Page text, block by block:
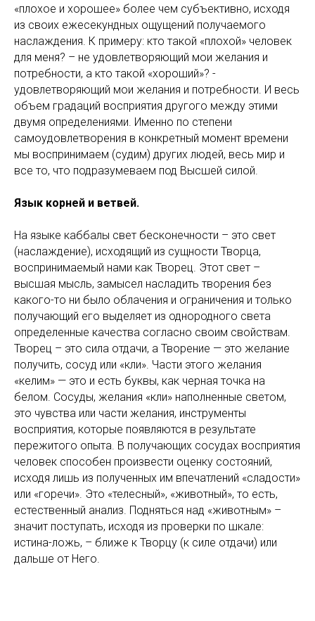
«плохое и хорошее» более чем субъективно, исходя
из своих ежесекундных ощущений получаемого
наслаждения. К примеру: кто такой «плохой» человек
для меня? – не удовлетворяющий мои желания и
потребности, а кто такой «хороший»? -
удовлетворяющий мои желания и потребности. И весь
объем градаций восприятия другого между этими
двумя определениями. Именно по степени
самоудовлетворения в конкретный момент времени
мы воспринимаем (судим) других людей, весь мир и
все то, что подразумеваем под Высшей силой.
Язык корней и ветвей.
На языке каббалы свет бесконечности – это свет
(наслаждение), исходящий из сущности Творца,
воспринимаемый нами как Творец. Этот свет –
высшая мысль, замысел насладить творения без
какого-то ни было облачения и ограничения и только
получающий его выделяет из однородного света
определенные качества согласно своим свойствам.
Творец – это сила отдачи, а Творение — это желание
получить, сосуд или «кли». Части этого желания
«келим» — это и есть буквы, как черная точка на
белом. Сосуды, желания «кли» наполненные светом,
это чувства или части желания, инструменты
восприятия, которые появляются в результате
пережитого опыта. В получающих сосудах восприятия
человек способен произвести оценку состояний,
исходя лишь из полученных им впечатлений «сладости»
или «горечи». Это «телесный», «животный», то есть,
естественный анализ. Подняться над «животным» –
значит поступать, исходя из проверки по шкале:
истина-ложь, – ближе к Творцу (к силе отдачи) или
дальше от Него.